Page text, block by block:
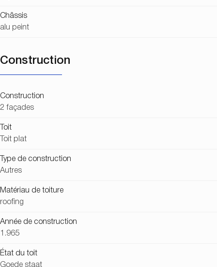
Châssis
alu peint
Construction
Construction
2 façades
Toit
Toit plat
Type de construction
Autres
Matériau de toiture
roofing
Année de construction
1.965
État du toit
Goede staat